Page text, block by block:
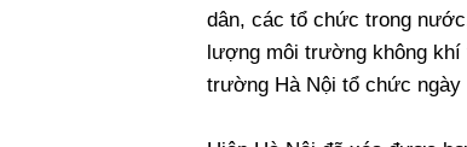
dân, các tổ chức trong
lượng môi trường không khí
trường Hà Nội tổ chức ngày